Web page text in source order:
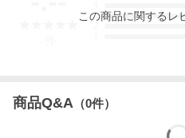
3
この商品に関するレ
商品Q&A （0件）